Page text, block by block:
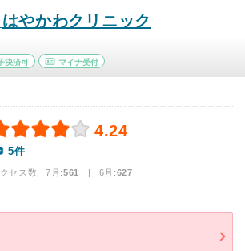
はやかわクリニック
決済可 マイナ受付
4.24
5件
セス数 7月:561 | 6月:627